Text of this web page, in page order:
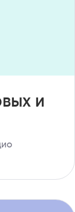
и